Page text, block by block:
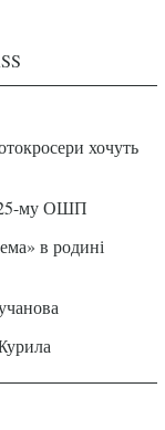
хочуть
му ОШП
в родині